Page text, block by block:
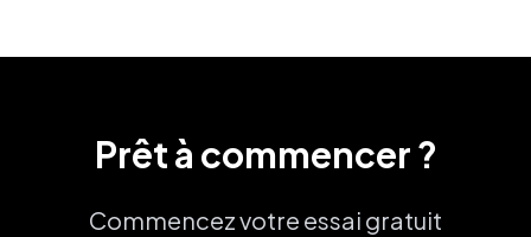
Prêt à commencer ?
Commencez votre essai gratuit